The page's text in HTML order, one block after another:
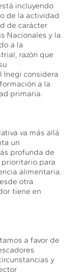
incluyendo
de la actividad
de carácter
Nacionales y la
a la
razón que
Inegi considera
a la
primaria.
va más allá
un
profunda de
prioritario para
alimentaria.
otra
tiene en
a favor de
y